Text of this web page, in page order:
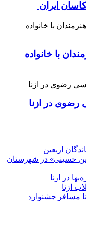
ایران
با خانواده
رضوی در ازنا
اربعین
حسینی» در شهرستان
در ازنا
ازنا
مسافر جشنواره